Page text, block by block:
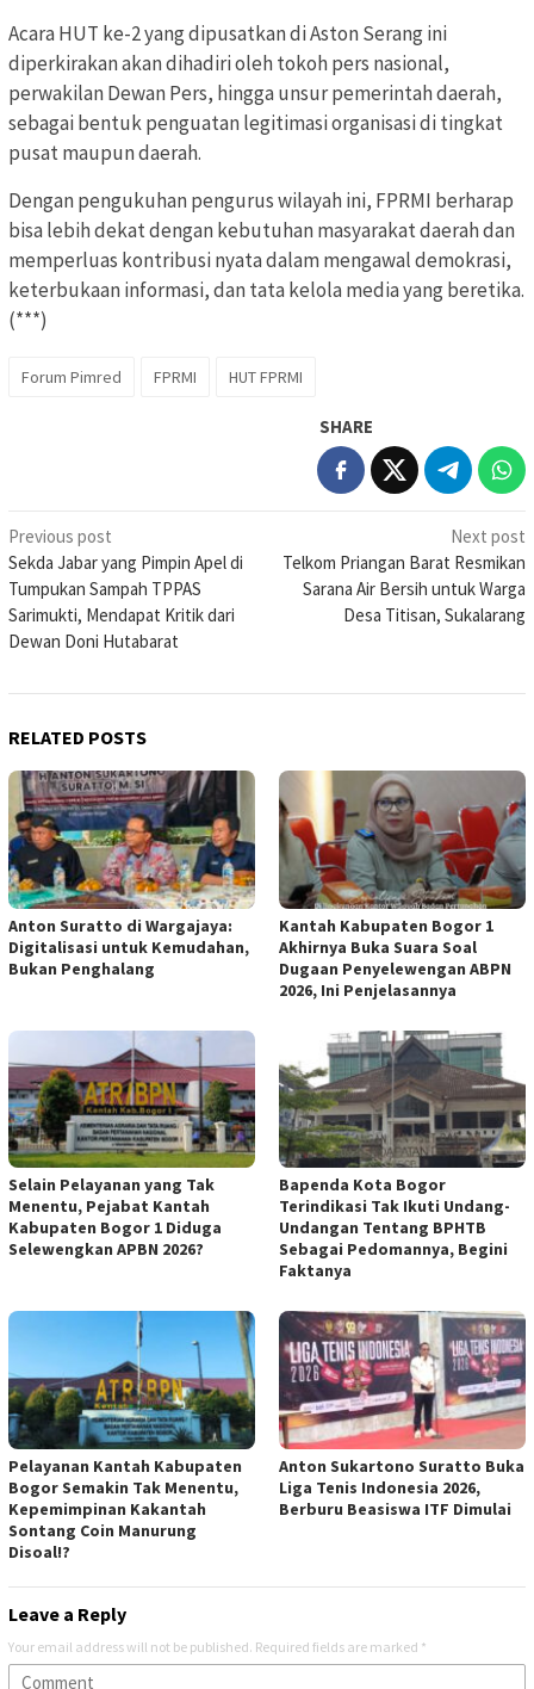
Acara HUT ke-2 yang dipusatkan di Aston Serang ini
diperkirakan akan dihadiri oleh tokoh pers nasional,
perwakilan Dewan Pers, hingga unsur pemerintah daerah,
sebagai bentuk penguatan legitimasi organisasi di tingkat
pusat maupun daerah.
Dengan pengukuhan pengurus wilayah ini, FPRMI berharap
bisa lebih dekat dengan kebutuhan masyarakat daerah dan
memperluas kontribusi nyata dalam mengawal demokrasi,
keterbukaan informasi, dan tata kelola media yang beretika.
(***)
Forum Pimred FPRMI HUT FPRMI
SHARE
Post
navigation
Previous post
Sekda Jabar yang Pimpin Apel di
Tumpukan Sampah TPPAS
Sarimukti, Mendapat Kritik dari
Dewan Doni Hutabarat
Next post
Telkom Priangan Barat Resmikan
Sarana Air Bersih untuk Warga
Desa Titisan, Sukalarang
RELATED POSTS
Anton Suratto di Wargajaya:
Digitalisasi untuk Kemudahan,
Bukan Penghalang
Kantah Kabupaten Bogor 1
Akhirnya Buka Suara Soal
Dugaan Penyelewengan ABPN
2026, Ini Penjelasannya
Selain Pelayanan yang Tak
Menentu, Pejabat Kantah
Kabupaten Bogor 1 Diduga
Selewengkan APBN 2026?
Bapenda Kota Bogor
Terindikasi Tak Ikuti Undang-
Undangan Tentang BPHTB
Sebagai Pedomannya, Begini
Faktanya
Pelayanan Kantah Kabupaten
Bogor Semakin Tak Menentu,
Kepemimpinan Kakantah
Sontang Coin Manurung
Disoal!?
Anton Sukartono Suratto Buka
Liga Tenis Indonesia 2026,
Berburu Beasiswa ITF Dimulai
Leave a Reply
Your email address will not be published. Required fields are marked *